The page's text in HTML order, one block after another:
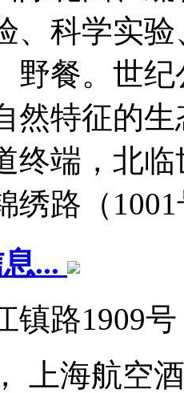
、科学实
野餐。世
然特征的
终端，北
绣路（
...
镇路1909
上海航